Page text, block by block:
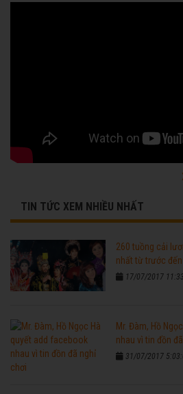
TIN TỨC XEM NHIỀU NHẤT
260 tuồng cải
nhất từ trước
17/07/2017
Mr. Đàm, Hồ
nhau vì tin đồn
31/07/2017